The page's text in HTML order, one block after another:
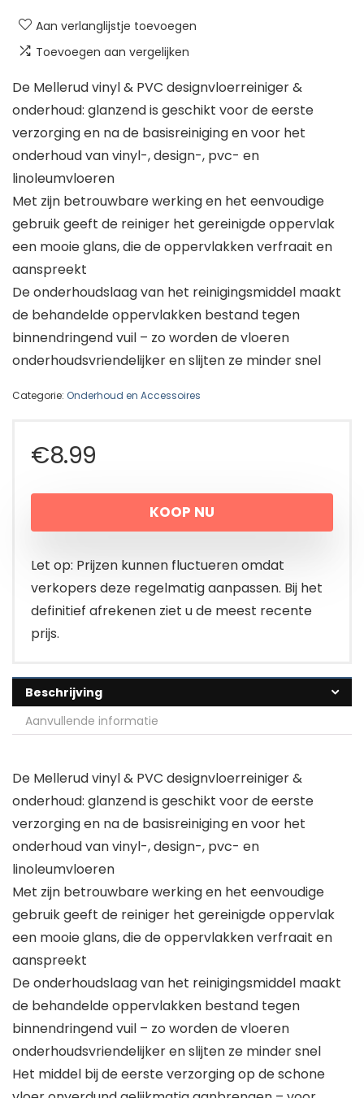
Aan verlanglijstje toevoegen
Toevoegen aan vergelijken
De Mellerud vinyl & PVC designvloerreiniger &
onderhoud: glanzend is geschikt voor de eerste
verzorging en na de basisreiniging en voor het
onderhoud van vinyl-, design-, pvc- en
linoleumvloeren
Met zijn betrouwbare werking en het eenvoudige
gebruik geeft de reiniger het gereinigde oppervlak
een mooie glans, die de oppervlakken verfraait en
aanspreekt
De onderhoudslaag van het reinigingsmiddel maakt
de behandelde oppervlakken bestand tegen
binnendringend vuil – zo worden de vloeren
onderhoudsvriendelijker en slijten ze minder snel
Categorie: Onderhoud en Accessoires
€8.99
KOOP NU
Let op: Prijzen kunnen fluctueren omdat
verkopers deze regelmatig aanpassen. Bij het
definitief afrekenen ziet u de meest recente
prijs.
Beschrijving
Aanvullende informatie
De Mellerud vinyl & PVC designvloerreiniger &
onderhoud: glanzend is geschikt voor de eerste
verzorging en na de basisreiniging en voor het
onderhoud van vinyl-, design-, pvc- en
linoleumvloeren
Met zijn betrouwbare werking en het eenvoudige
gebruik geeft de reiniger het gereinigde oppervlak
een mooie glans, die de oppervlakken verfraait en
aanspreekt
De onderhoudslaag van het reinigingsmiddel maakt
de behandelde oppervlakken bestand tegen
binnendringend vuil – zo worden de vloeren
onderhoudsvriendelijker en slijten ze minder snel
Het middel bij de eerste verzorging op de schone